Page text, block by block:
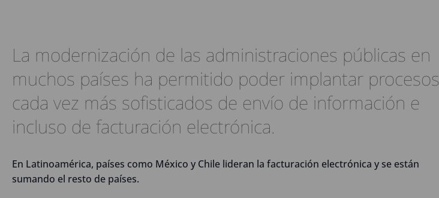
La modernización de las administraciones públicas en
muchos países ha permitido poder implantar procesos
cada vez más sofisticados de envío de información e
incluso de facturación electrónica.
En Latinoamérica, países como México y Chile lideran la facturación electrónica y se están
sumando el resto de países.